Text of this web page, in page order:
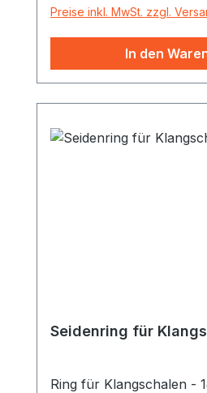
positionieren2. Das
Körper 3. Das
Klangschale muss nicht
werden
Preise inkl. MwSt. zzgl.
In den
Seidenring für
Ring für Klangschalen -